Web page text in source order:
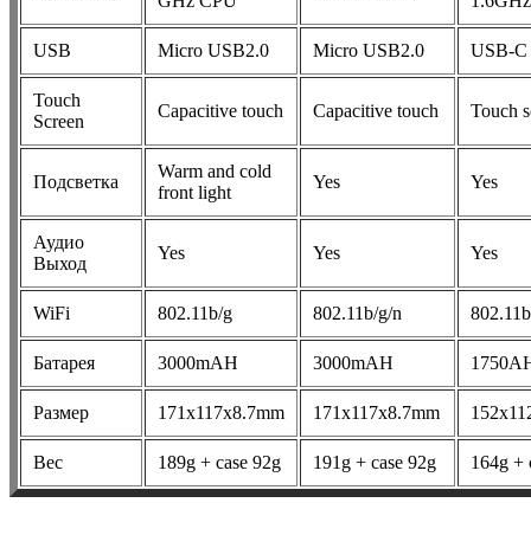
USB Micro USB2.0 Micro USB2.0 USB-C
Touch
Screen
Capacitive touch Capacitive touch Touch
Подсветка
Warm and cold
front light
Yes Yes
Аудио
Выход
Yes Yes Yes
WiFi 802.11b/g 802.11b/g/n
Батарея 3000mAH 3000mAH
Размер 171x117x8.7mm 171x117x8.7mm
Вес 189g + case 92g 191g + case 92g 164g +